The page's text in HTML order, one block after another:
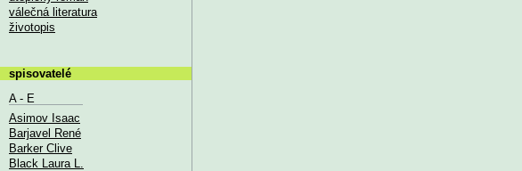
válečná literatura
životopis
spisovatelé
A - E
Asimov Isaac
Barjavel René
Barker Clive
Black Laura L.